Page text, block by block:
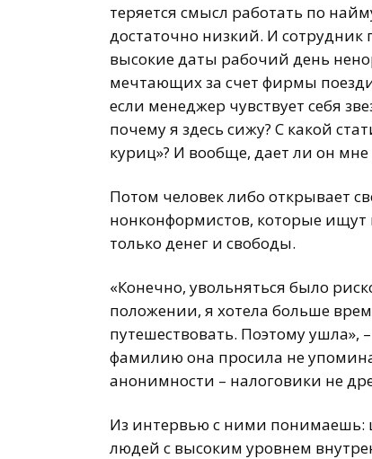
теряется смысл работать по
достаточно низкий. И сотрудник
высокие даты рабочий день
мечтающих за счет фирмы
если менеджер чувствует себя
почему я здесь сижу? С какой
куриц»? И вообще, дает ли он мне
Потом человек либо открывает
нонконформистов, которые ищут
только денег и свободы.
«Конечно, увольняться было
положении, я хотела больше
путешествовать. Поэтому ушла»,
фамилию она просила не
анонимности – налоговики не
Из интервью с ними понимаешь:
людей с высоким уровнем